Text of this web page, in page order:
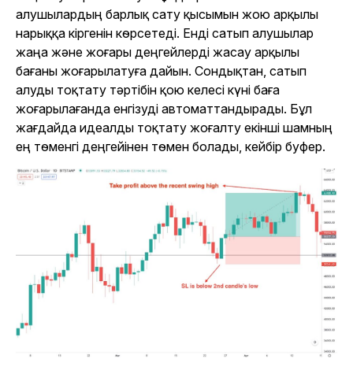
алушылардың барлық сату қысымын жою арқылы
нарыққа кіргенін көрсетеді. Енді сатып алушылар
жаңа және жоғары деңгейлерді жасау арқылы
бағаны жоғарылатуға дайын. Сондықтан, сатып
алуды тоқтату тәртібін қою келесі күні баға
жоғарылағанда енгізуді автоматтандырады. Бұл
жағдайда идеалды тоқтату жоғалту екінші шамның
ең төменгі деңгейінен төмен болады, кейбір буфер.